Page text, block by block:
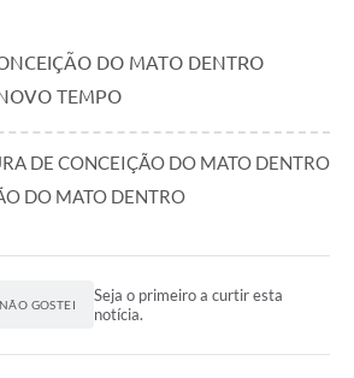
DO MATO DENTRO
TEMPO
DE CONCEIÇÃO DO MATO DENTRO
DO MATO DENTRO
NÃO GOSTEI
Seja o primeiro a curtir esta
notícia.